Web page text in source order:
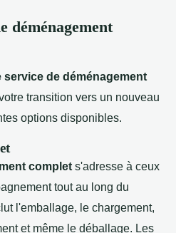
déménagement
service de déménagement
transition vers un nouveau
options disponibles.
complet s'adresse à ceux
tout au long du
l'emballage, le chargement,
et même le déballage. Les